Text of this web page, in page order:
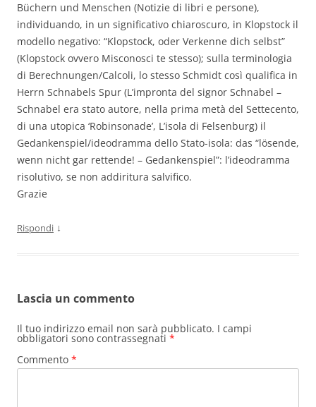
Büchern und Menschen (Notizie di libri e persone),
individuando, in un significativo chiaroscuro, in Klopstock il
modello negativo: “Klopstock, oder Verkenne dich selbst”
(Klopstock ovvero Misconosci te stesso); sulla terminologia
di Berechnungen/Calcoli, lo stesso Schmidt così qualifica in
Herrn Schnabels Spur (L’impronta del signor Schnabel –
Schnabel era stato autore, nella prima metà del Settecento,
di una utopica ‘Robinsonade’, L’isola di Felsenburg) il
Gedankenspiel/ideodramma dello Stato-isola: das “lösende,
wenn nicht gar rettende! – Gedankenspiel”: l’ideodramma
risolutivo, se non addiritura salvifico.
Grazie
Rispondi ↓
Lascia un commento
Il tuo indirizzo email non sarà pubblicato. I campi
obbligatori sono contrassegnati *
Commento *